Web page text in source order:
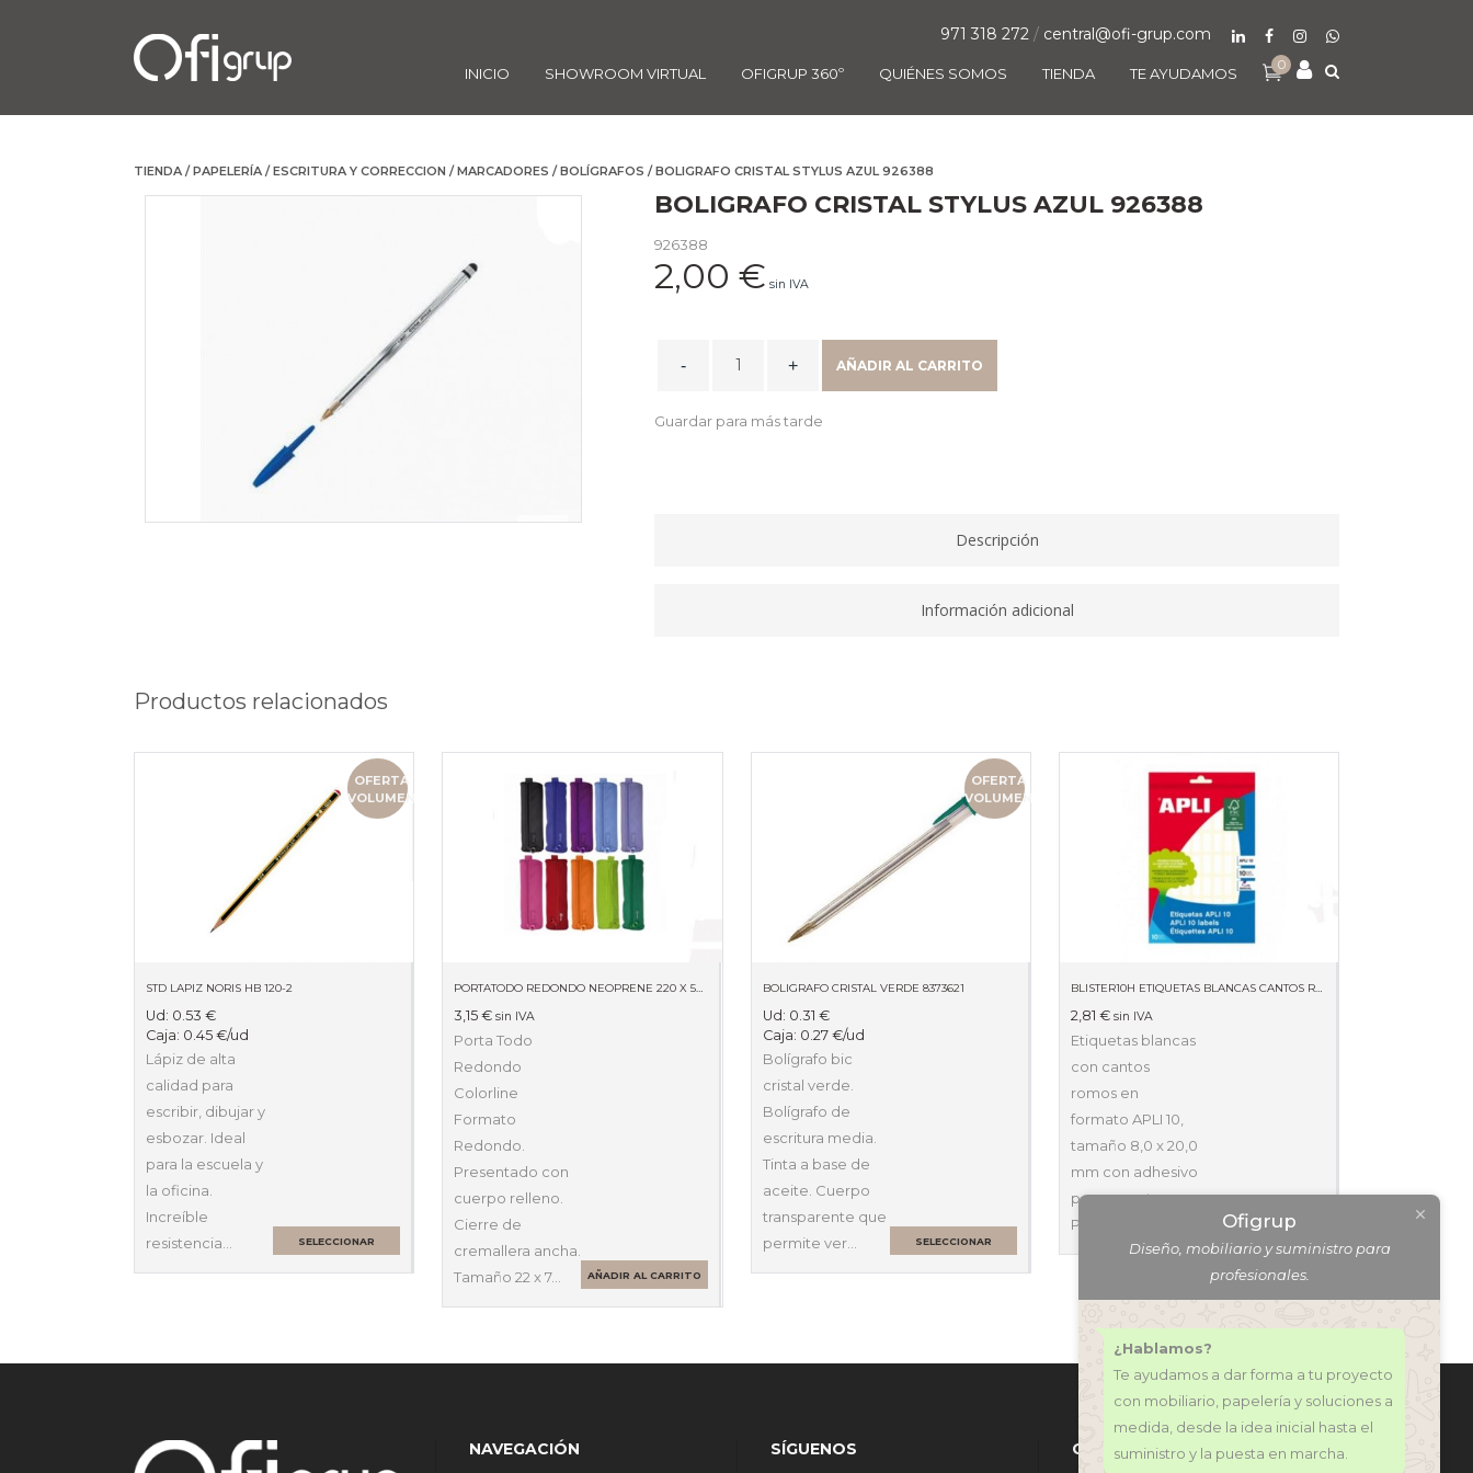
0
INICIO SHOWROOM VIRTUAL OFIGRUP 360º QUIÉNES SOMOS TIENDA TE AYUDAMOS
971 318 272 / central@ofi-grup.com
TIENDA /PAPELERÍA /ESCRITURA Y CORRECCION /MARCADORES /BOLÍGRAFOS / BOLIGRAFO CRISTAL STYLUS AZUL 926388
BOLIGRAFO CRISTAL STYLUS AZUL 926388
926388
2,00 € sin IVA
AZUL
AÑADIR AL CARRITO
Guardar para más tarde
Descripción
Información adicional
Productos relacionados
OFERTA
VOLUMEN
STD LAPIZ NORIS HB 120-2
Ud: 0.53 €
Caja: 0.45 €/ud
Lápiz de alta
calidad para
escribir, dibujar y
esbozar. Ideal
para la escuela y
la oficina.
Increíble
resistencia…
SELECCIONAR
PORTATODO REDONDO NEOPRENE 220 X 50 X 50 59511
3,15€ sin IVA
Porta Todo
Redondo
Colorline
Formato
Redondo.
Presentado con
cuerpo relleno.
Cierre de
cremallera ancha.
Tamaño 22 x 7…
AÑADIR AL CARRITO
OFERTA
VOLUMEN
BOLIGRAFO CRISTAL VERDE 8373621
Ud: 0.31 €
Caja: 0.27 €/ud
Bolígrafo bic
cristal verde.
Bolígrafo de
escritura media.
Tinta a base de
aceite. Cuerpo
transparente que
permite ver…
SELECCIONAR
BLISTER10H ETIQUETAS BLANCAS CANTOS ROMOS 8 X 20MM 01633
2,81 € sin IVA
Etiquetas blancas
con cantos
romos en
formato APLI 10,
tamaño 8,0 x 20,0
mm con adhesivo
permanente.
Pack…
AÑADIR AL CARRITO
NAVEGACIÓN SÍGUENOS CONTÁCTANOS
Ofigrup
Diseño, mobiliario y suministro para
profesionales.
¿Hablamos?
Te ayudamos a dar forma a tu proyecto
con mobiliario, papelería y soluciones a
medida, desde la idea inicial hasta el
suministro y la puesta en marcha.